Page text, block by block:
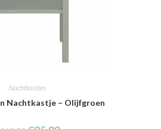
Nachtkastjes
Nachtkastje – Olijfgroen